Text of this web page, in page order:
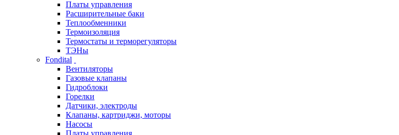
Платы управления
Расширительные баки
Теплообменники
Термоизоляция
Термостаты и терморегуляторы
ТЭНы
Fondital
Вентиляторы
Газовые клапаны
Гидроблоки
Горелки
Датчики, электроды
Клапаны, картриджи, моторы
Насосы